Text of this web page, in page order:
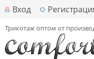
Вход
Трикотаж оптом от